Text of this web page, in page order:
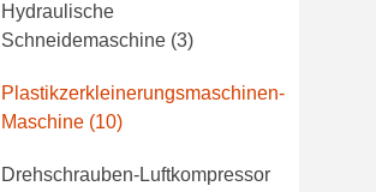
Hydraulische
Schneidemaschine (3)
Plastikzerkleinerungsmaschinen-
Maschine (10)
Drehschrauben-Luftkompressor